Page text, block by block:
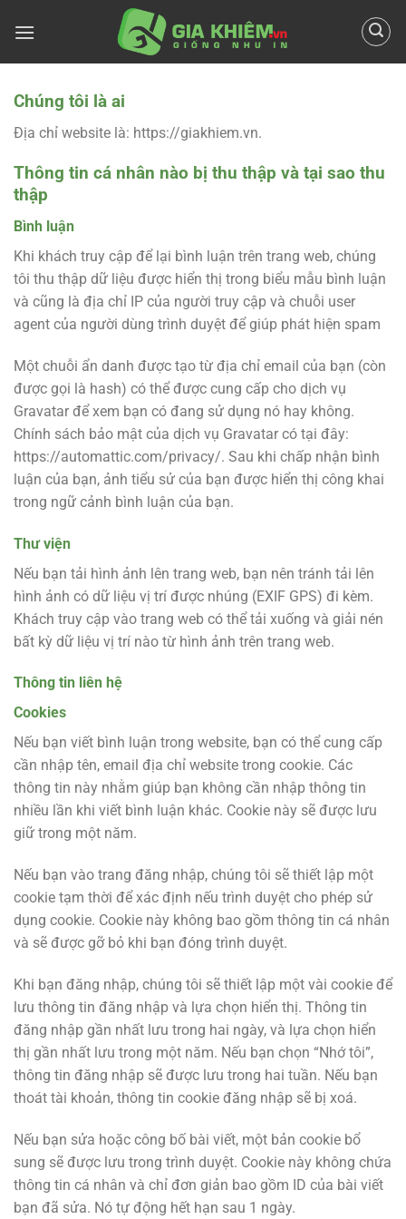
đến
Chúng tôi là ai
Địa chỉ website là: https://giakhiem.vn.
Thông tin cá nhân nào bị thu thập và tại sao thu
thập
Bình luận
Khi khách truy cập để lại bình luận trên trang web, chúng
tôi thu thập dữ liệu được hiển thị trong biểu mẫu bình luận
và cũng là địa chỉ IP của người truy cập và chuỗi user
agent của người dùng trình duyệt để giúp phát hiện spam
Một chuỗi ẩn danh được tạo từ địa chỉ email của bạn (còn
được gọi là hash) có thể được cung cấp cho dịch vụ
Gravatar để xem bạn có đang sử dụng nó hay không.
Chính sách bảo mật của dịch vụ Gravatar có tại đây:
https://automattic.com/privacy/. Sau khi chấp nhận bình
luận của bạn, ảnh tiểu sử của bạn được hiển thị công khai
trong ngữ cảnh bình luận của bạn.
Thư viện
Nếu bạn tải hình ảnh lên trang web, bạn nên tránh tải lên
hình ảnh có dữ liệu vị trí được nhúng (EXIF GPS) đi kèm.
Khách truy cập vào trang web có thể tải xuống và giải nén
bất kỳ dữ liệu vị trí nào từ hình ảnh trên trang web.
Thông tin liên hệ
Cookies
Nếu bạn viết bình luận trong website, bạn có thể cung cấp
cần nhập tên, email địa chỉ website trong cookie. Các
thông tin này nhằm giúp bạn không cần nhập thông tin
nhiều lần khi viết bình luận khác. Cookie này sẽ được lưu
giữ trong một năm.
Nếu bạn vào trang đăng nhập, chúng tôi sẽ thiết lập một
cookie tạm thời để xác định nếu trình duyệt cho phép sử
dụng cookie. Cookie này không bao gồm thông tin cá nhân
và sẽ được gỡ bỏ khi bạn đóng trình duyệt.
Khi bạn đăng nhập, chúng tôi sẽ thiết lập một vài cookie để
lưu thông tin đăng nhập và lựa chọn hiển thị. Thông tin
đăng nhập gần nhất lưu trong hai ngày, và lựa chọn hiển
thị gần nhất lưu trong một năm. Nếu bạn chọn “Nhớ tôi”,
thông tin đăng nhập sẽ được lưu trong hai tuần. Nếu bạn
thoát tài khoản, thông tin cookie đăng nhập sẽ bị xoá.
Nếu bạn sửa hoặc công bố bài viết, một bản cookie bổ
sung sẽ được lưu trong trình duyệt. Cookie này không chứa
thông tin cá nhân và chỉ đơn giản bao gồm ID của bài viết
bạn đã sửa. Nó tự động hết hạn sau 1 ngày.